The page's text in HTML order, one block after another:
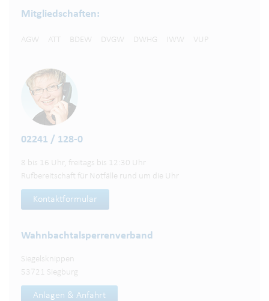
Mitgliedschaften:
AGW ATT BDEW DVGW DWHG IWW VUP
02241 / 128-0
8 bis 16 Uhr, freitags bis 12:30 Uhr
Rufbereitschaft für Notfälle rund um die Uhr
Kontaktformular
Wahnbachtalsperren­verband
Siegelsknippen
53721 Siegburg
Anlagen & Anfahrt